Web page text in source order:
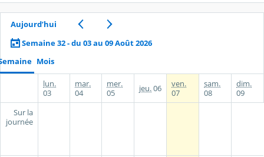
Aujourd’hui
Semaine 32 - du 03 au 09 Août 2026
Mois
lun.
03
mar.
04
mer.
05
jeu.06
ven.
07
sam.
08
dim.
09
Sur la
journée